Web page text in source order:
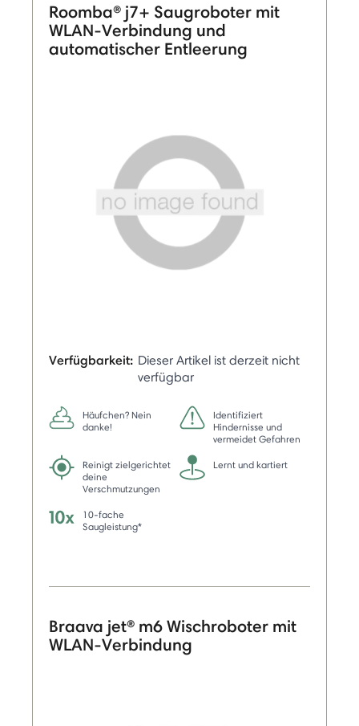
Roomba® j7+ Saugroboter mit
WLAN-Verbindung und
automatischer Entleerung
Verfügbarkeit: Dieser Artikel ist derzeit nicht
verfügbar
Häufchen? Nein
danke!
Identifiziert
Hindernisse und
vermeidet Gefahren
Reinigt zielgerichtet
deine
Verschmutzungen
Lernt und kartiert
10-fache
Saugleistung*
Braava jet® m6 Wischroboter mit
WLAN-Verbindung